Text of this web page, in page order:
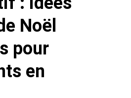
Noël
pour
en